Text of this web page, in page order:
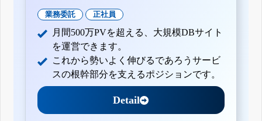
業務委託 正社員
月間500万PVを超える、大規模DBサイト
を運営できます。
これから勢いよく伸びるであろうサービ
スの根幹部分を支えるポジションです。
Detail